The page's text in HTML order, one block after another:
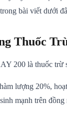
bài viết dưới
Thuốc
200 là thuốc trừ
lượng 20%,
mạnh trên đồng